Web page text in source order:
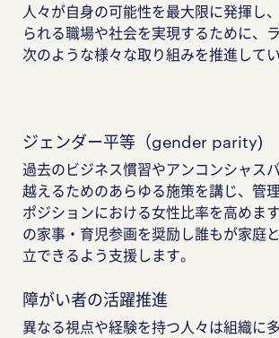
人々が自身の可能性を最大限に発揮し
られる職場や社会を実現するために、
次のような様々な取り組みを推進してい
ジェンダー平等（gender parity)
過去のビジネス慣習やアンコンシャス
越えるためのあらゆる施策を講じ、管
ポジションにおける女性比率を高めま
の家事・育児参画を奨励し誰もが家庭
立できるよう支援します。
障がい者の活躍推進
異なる視点や経験を持つ人々は組織に